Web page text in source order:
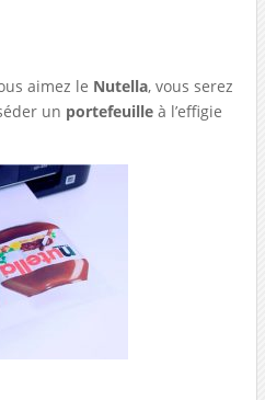
aimez le Nutella, vous serez
un portefeuilleà l’effigie